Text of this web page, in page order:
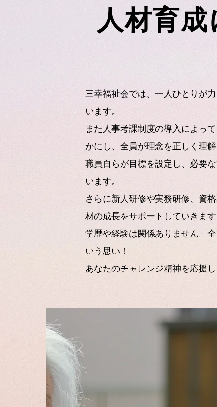
人材育
三幸福祉会では、一人ひとりが
います。
また人事考課制度の導入によっ
かにし、 全員が理念を正しく理
職員自らが目標を設定し、必要
います。
さらに新人研修や実務研修、資
材の成長をサポートしていきま
学歴や経験は関係ありません。
いう思い！
あなたのチャレンジ精神を応援